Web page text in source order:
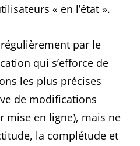
« en l’état ».
par le
qui s’efforce de
les plus précises
de modifications
mise en ligne), mais ne
la complétude et